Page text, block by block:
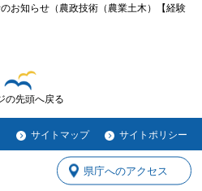
お知らせ（農政技術（農業土木）【経験
の先頭へ戻る
サイトマップ サイトポリシー
県庁へのアクセス